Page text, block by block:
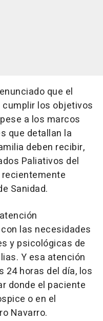
que el
los objetivos
a los marcos
que detallan la
deben recibir,
Paliativos del
Sanidad.
las necesidades
y psicológicas de
Y esa atención
24 horas del día, los
donde el paciente
o en el
Navarro.